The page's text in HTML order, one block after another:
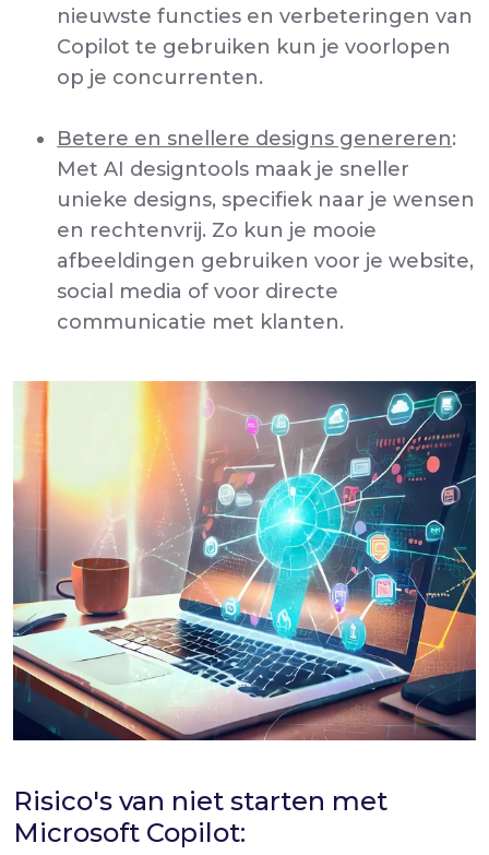
nieuwste functies en verbeteringen van
Copilot te gebruiken kun je voorlopen
op je concurrenten.
Betere en snellere designs genereren:
Met AI designtools maak je sneller
unieke designs, specifiek naar je wensen
en rechtenvrij. Zo kun je mooie
afbeeldingen gebruiken voor je website,
social media of voor directe
communicatie met klanten.
Risico's van niet starten met
Microsoft Copilot: